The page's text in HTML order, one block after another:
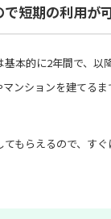
短期の利用が
本的に2年間で、以
ンションを建てる
もらえるので、す